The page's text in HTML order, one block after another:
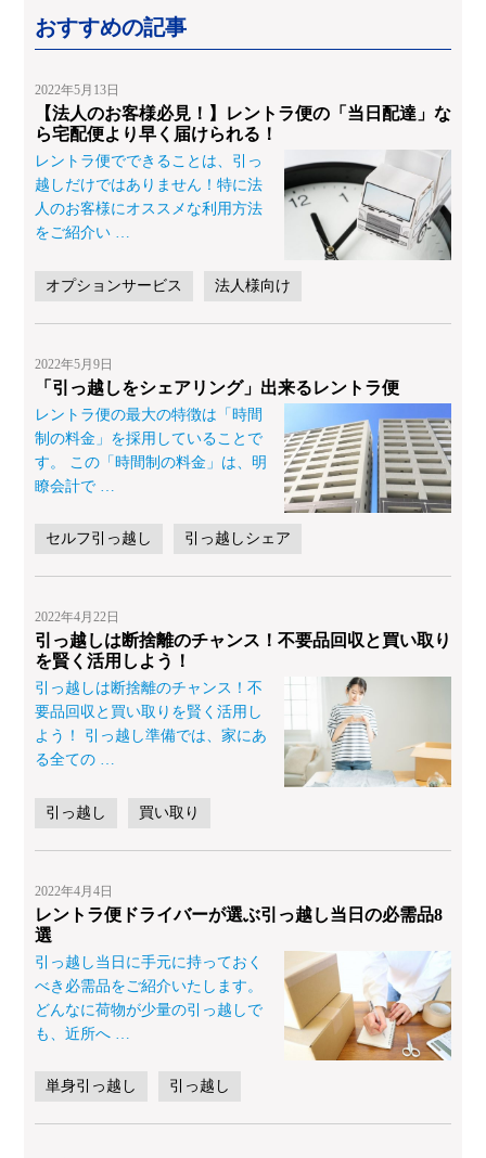
おすすめの記事
2022年5月13日
【法人のお客様必見！】レントラ便の「当日配達」な
ら宅配便より早く届けられる！
レントラ便でできることは、引っ
越しだけではありません！特に法
人のお客様にオススメな利用方法
をご紹介い
オプションサービス 法人様向け
2022年5月9日
「引っ越しをシェアリング」出来るレントラ便
レントラ便の最大の特徴は「時間
制の料金」を採用していることで
す。 この「時間制の料金」は、明
瞭会計で …
セルフ引っ越し 引っ越しシェア
2022年4月22日
引っ越しは断捨離のチャンス！不要品回収と買い取り
を賢く活用しよう！
引っ越しは断捨離のチャンス！不
要品回収と買い取りを賢く活用し
よう！ 引っ越し準備では、家にあ
る全ての
引っ越し 買い取り
2022年4月4日
レントラ便ドライバーが選ぶ引っ越し当日の必需品8
選
引っ越し当日に手元に持っておく
べき必需品をご紹介いたします。
どんなに荷物が少量の引っ越しで
も、近所へ …
単身引っ越し 引っ越し